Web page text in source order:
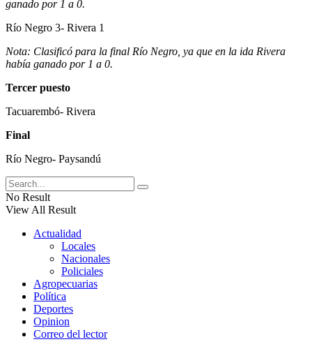
ganado por 1 a 0.
Río Negro 3- Rivera 1
Nota: Clasificó para la final Río Negro, ya que en la ida Rivera
había ganado por 1 a 0.
Tercer puesto
Tacuarembó- Rivera
Final
Río Negro- Paysandú
No Result
View All Result
Actualidad
Locales
Nacionales
Policiales
Agropecuarias
Política
Deportes
Opinion
Correo del lector